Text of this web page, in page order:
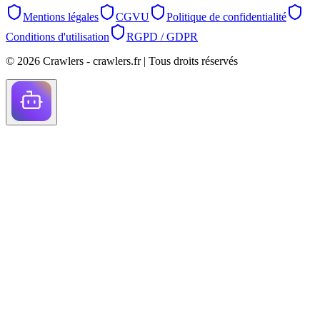
Mentions légales CGVU
Politique de confidentialité
Conditions d'utilisation
RGPD / GDPR
© 2026 Crawlers - crawlers.fr | Tous droits réservés